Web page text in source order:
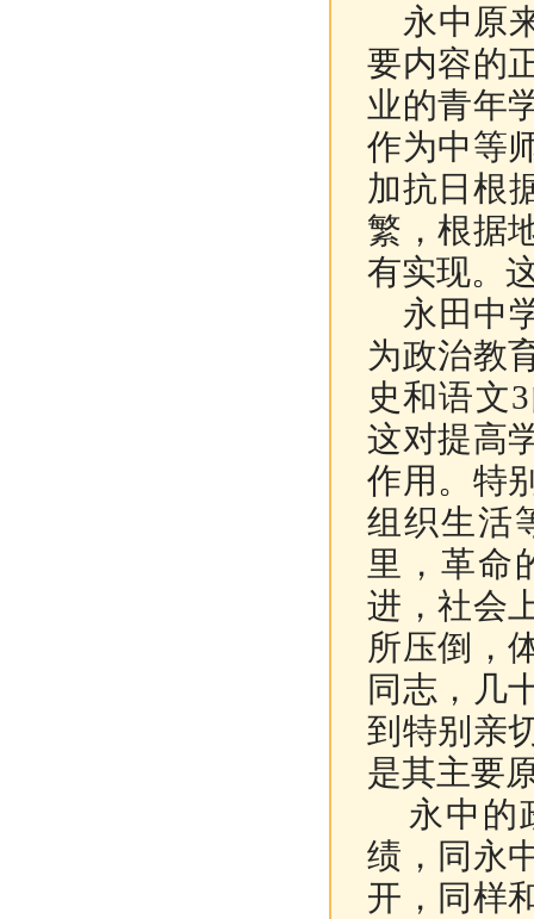
永中原
要内容的
业的青年
作为中等
加抗日根
繁，根据
有实现。
永田中
为政治教
史和语文3
这对提高
作用。特
组织生活
里，革命
进，社会
所压倒，
同志，几
到特别亲
是其主要
永中的
绩，同永
开，同样